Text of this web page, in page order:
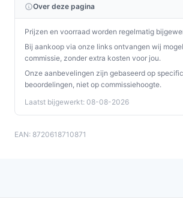
Over deze pagina
Prijzen en voorraad worden regelmatig
Bij aankoop via onze links ontvangen wij
commissie, zonder extra kosten voor jou.
Onze aanbevelingen zijn gebaseerd op
beoordelingen, niet op commissiehoogte.
Laatst bijgewerkt: 08-08-2026
EAN: 8720618710871